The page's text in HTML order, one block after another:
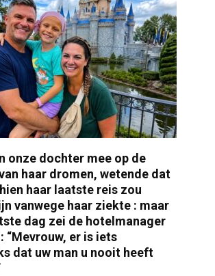
onze dochter mee op de
haar dromen, wetende dat
haar laatste reis zou
vanwege haar ziekte : maar
dag zei de hotelmanager
“Mevrouw, er is iets
dat uw man u nooit heeft